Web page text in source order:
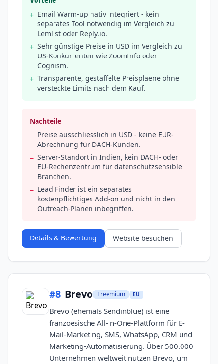
+ Email Warm-up nativ integriert - kein
separates Tool notwendig im Vergleich zu
Lemlist oder Reply.io.
+ Sehr günstige Preise in USD im Vergleich zu
US-Konkurrenten wie ZoomInfo oder
Cognism.
+ Transparente, gestaffelte Preisplaene ohne
versteckte Limits nach dem Kauf.
Nachteile
− Preise ausschliesslich in USD - keine EUR-
Abrechnung für DACH-Kunden.
− Server-Standort in Indien, kein DACH- oder
EU-Rechenzentrum für datenschutzsensible
Branchen.
− Lead Finder ist ein separates
kostenpflichtiges Add-on und nicht in den
Outreach-Plänen inbegriffen.
Details & Bewertung Website besuchen
#8 Brevo Freemium EU
Brevo (ehemals Sendinblue) ist eine
franzoesische All-in-One-Plattform für E-
Mail-Marketing, SMS, WhatsApp, CRM und
Marketing-Automatisierung. Über 500.000
Unternehmen weltweit nutzen Brevo, um